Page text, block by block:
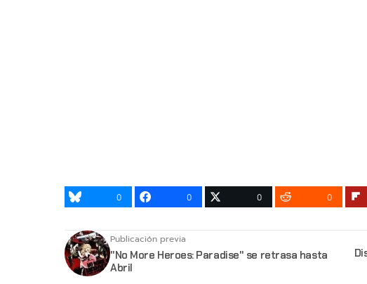
0 0 0 0
Publicación previa
"No More Heroes: Paradise" se retrasa hasta
Abril